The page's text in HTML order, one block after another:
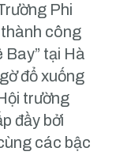
Phi
công
Bay” tại Hà
đổ xuống
trường
đầy bởi
các bậc